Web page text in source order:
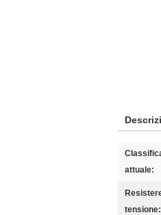
attuale:
tensione: